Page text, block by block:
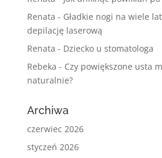
Renata - Gładkie nogi na wiele
depilację laserową
Renata - Dziecko u stomatologa
Rebeka - Czy powiększone usta
naturalnie?
Archiwa
czerwiec 2026
styczeń 2026